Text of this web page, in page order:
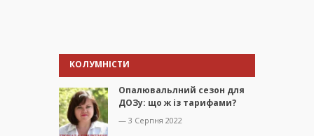
КОЛУМНІСТИ
Опалювальлний сезон для
ДОЗу: що ж із тарифами?
— 3 Серпня 2022